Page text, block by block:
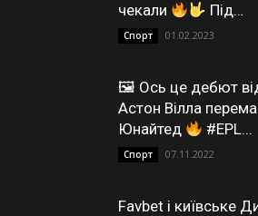
чекали
Під…
Спорт 01.02.2023
🖼 Ось це дебют
Астон Вілла
Юнайтед
#EPL...
Спорт 07.11.2022
Favbet і київське